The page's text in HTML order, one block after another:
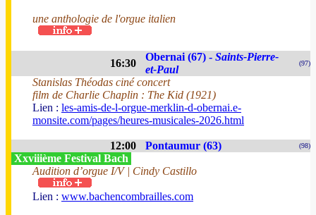
une anthologie de l'orgue italien
16:30
Obernai (67) - Saints-Pierre-
et-Paul
(97)
Stanislas Théodas ciné concert
film de Charlie Chaplin : The Kid (1921)
Lien : les-amis-de-l-orgue-merklin-d-obernai.e-
monsite.com/pages/heures-musicales-2026.html
12:00 Pontaumur (63) (98)
Xxviiième Festival Bach
Audition d’orgue I/V | Cindy Castillo
Lien : www.bachencombrailles.com